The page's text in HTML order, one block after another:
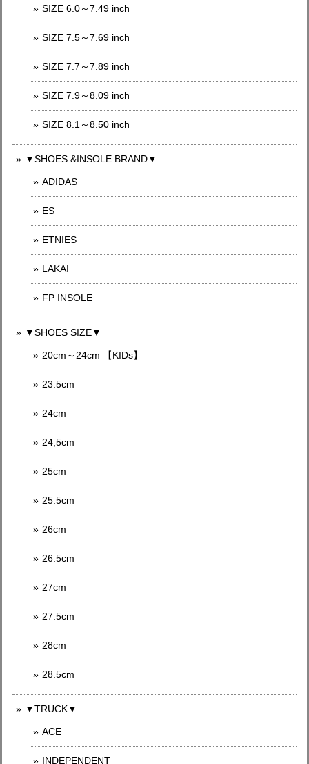
SIZE 6.0～7.49 inch
SIZE 7.5～7.69 inch
SIZE 7.7～7.89 inch
SIZE 7.9～8.09 inch
SIZE 8.1～8.50 inch
▼SHOES &INSOLE BRAND▼
ADIDAS
ES
ETNIES
LAKAI
FP INSOLE
▼SHOES SIZE▼
20cm～24cm 【KIDs】
23.5cm
24cm
24,5cm
25cm
25.5cm
26cm
26.5cm
27cm
27.5cm
28cm
28.5cm
▼TRUCK▼
ACE
INDEPENDENT